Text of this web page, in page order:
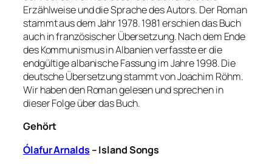
Erzählweise und die Sprache des Autors. Der Roman
stammt aus dem Jahr 1978. 1981 erschien das Buch
auch in französischer Übersetzung. Nach dem Ende
des Kommunismus in Albanien verfasste er die
endgültige albanische Fassung im Jahre 1998. Die
deutsche Übersetzung stammt von Joachim Röhm.
Wir haben den Roman gelesen und sprechen in
dieser Folge über das Buch.
Gehört
Ólafur Arnalds– Island Songs